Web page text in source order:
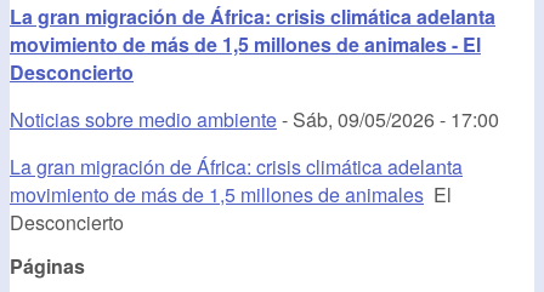
La gran migración de África: crisis climática adelanta
movimiento de más de 1,5 millones de animales - El
Desconcierto
Noticias sobre medio ambiente- Sáb, 09/05/2026 - 17:00
La gran migración de África: crisis climática adelanta
movimiento de más de 1,5 millones de animales El
Desconcierto
Páginas